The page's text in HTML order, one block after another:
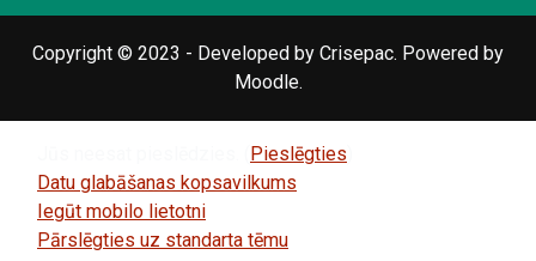
Copyright © 2023 - Developed by Crisepac. Powered by
Moodle.
Pieslēgties
Datu glabāšanas kopsavilkums
Iegūt mobilo lietotni
Pārslēgties uz standarta tēmu